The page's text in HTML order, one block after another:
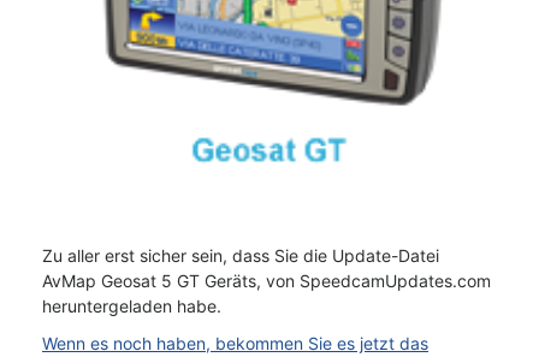
Zu aller erst sicher sein, dass Sie die Update-Datei
AvMap Geosat 5 GT Geräts, von SpeedcamUpdates.com
heruntergeladen habe.
Wenn es noch haben, bekommen Sie es jetzt das